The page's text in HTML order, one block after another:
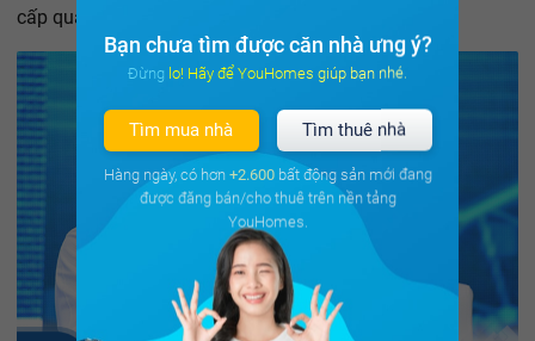
cấp quản lý.
Bạn chưa tìm được căn nhà ưng ý?
Đừng lo! Hãy để YouHomes giúp bạn nhé.
Tìm mua nhà Tìm thuê nhà
Hàng ngày, có hơn +2.600bất động sản mới đang
được đăng bán/cho thuê trên nền tảng
YouHomes.